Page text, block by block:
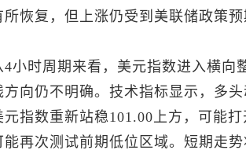
所恢复，但上涨仍受到美联储政策
4小时周期来看， 美元指数进入横向
方向仍不明确。技术指标显示，多
元指数重新站稳101.00上方，可能
能再次测试前期低位区域。短期走